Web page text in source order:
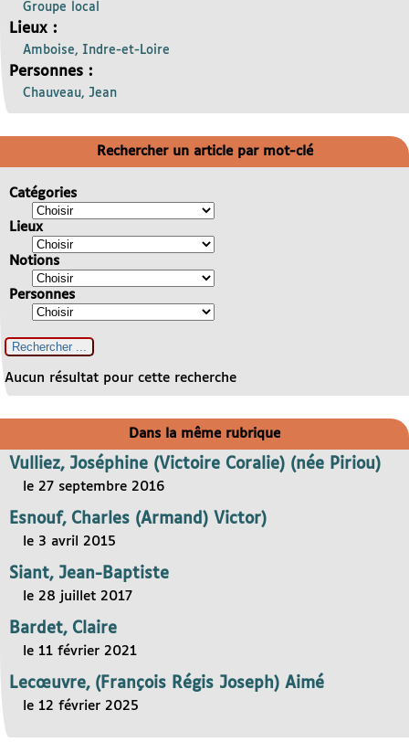
Groupe local
Lieux :
Amboise, Indre-et-Loire
Personnes :
Chauveau, Jean
Rechercher un article par mot-clé
Catégories
Lieux
Notions
Personnes
Aucun résultat pour cette recherche
Dans la même rubrique
Vulliez, Joséphine (Victoire Coralie) (née Piriou)
le 27 septembre 2016
Esnouf, Charles (Armand) Victor)
le 3 avril 2015
Siant, Jean-Baptiste
le 28 juillet 2017
Bardet, Claire
le 11 février 2021
Lecœuvre, (François Régis Joseph) Aimé
le 12 février 2025